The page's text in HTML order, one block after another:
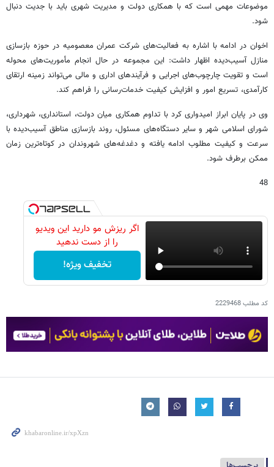
موضوعات مهمی است که با همکاری دولت و مدیریت شهری باید با جدیت دنبال
شود.
اخوان در ادامه با اشاره به فعالیت‌های شرکت عمران معصومیه در حوزه بازسازی
منازل آسیب‌دیده اظهار داشت: این مجموعه در حال انجام مأموریت‌های محوله
است و تقویت چارچوب‌های اجرایی و فرآیندهای اداری و مالی می‌تواند زمینه ارتقای
کارآمدی، تسریع امور و افزایش کیفیت خدمات‌رسانی را فراهم کند.
وی در پایان ابراز امیدواری کرد با تداوم همکاری میان دولت، استانداری، شهرداری،
شورای اسلامی شهر و سایر دستگاه‌های مسئول، روند بازسازی مناطق آسیب‌دیده با
سرعت و کیفیت مطلوب ادامه یافته و دغدغه‌های شهروندان در کوتاه‌ترین زمان
ممکن برطرف شود.
48
اگر ریزش مو دارید این ویدیو
را از دست ندهید
تخفیف ویژه!
کد مطلب2229468